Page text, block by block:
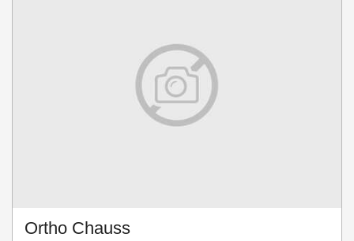
Ortho Chauss